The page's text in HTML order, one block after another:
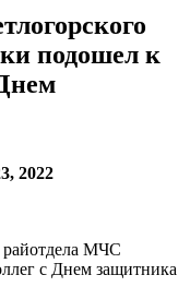
подошел к
2022